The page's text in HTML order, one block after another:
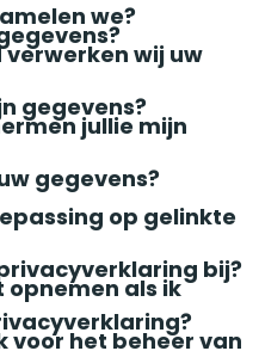
we?
wij uw
gegevens?
jullie mijn
gegevens?
op gelinkte
bij?
opnemen als ik
voor het beheer van